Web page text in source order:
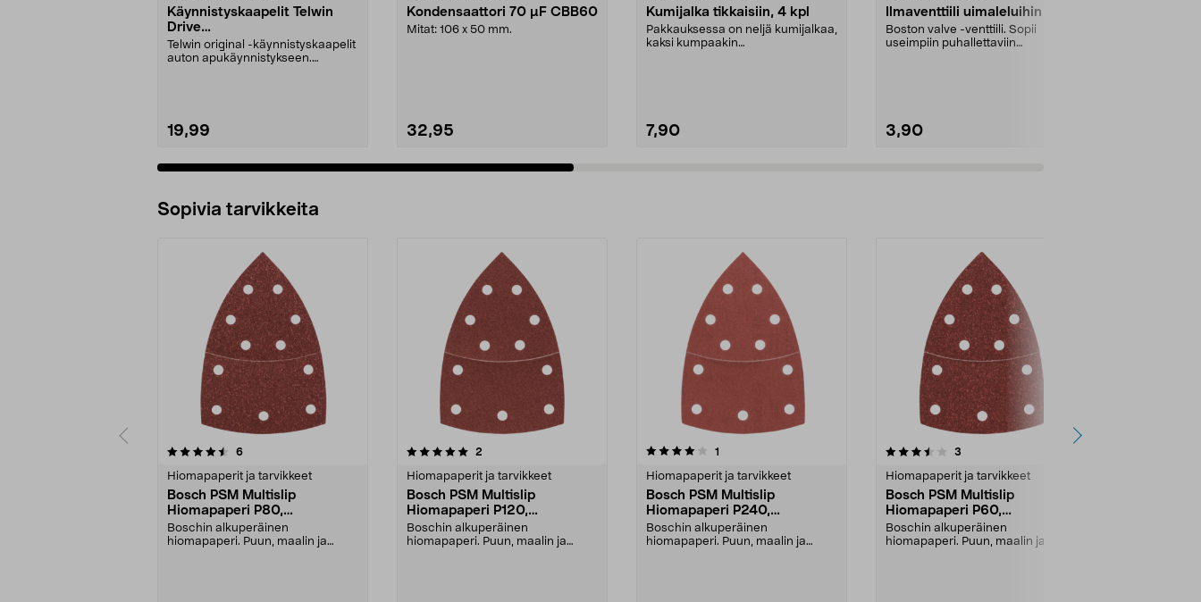
Käynnistyskaapelit Telwin
Drive
Mini/9000/13000/1250/150
0/1750, EC5
Telwin original -käynnistyskaapelit
auton apukäynnistykseen.
19,99
Kondensaattori 70 µF CBB60
Mitat: 106 x 50 mm.
32,95
Kumijalka tikkaisiin, 4 kpl
Pakkauksessa on neljä kumijalkaa,
kaksi kumpaakin
7,90
Ilmaventtiili uimaleluihin
Boston valve -venttiili. Sopii
useimpiin puhallettaviin
3,90
Sopivia tarvikkeita
6arvostelut
Hiomapaperit ja tarvikkeet
Bosch PSM Multislip
Hiomapaperi P80,
102x62x93 mm, 10 kpl
Boschin alkuperäinen
hiomapaperi. Puun, maalin ja
5.0viidestä
2
Hiomapaperit ja tarvikkeet
Bosch PSM Multislip
Hiomapaperi P120,
102x62x93 mm, 10 kpl
Boschin alkuperäinen
hiomapaperi. Puun, maalin ja
4.0viidestä
1
Hiomapaperit ja tarvikkeet
Bosch PSM Multislip
Hiomapaperi P240,
102x62x93 mm, 10 kpl
Boschin alkuperäinen
hiomapaperi. Puun, maalin ja
3.5viidestä
3
Hiomapaperit ja tarvikkeet
Bosch PSM Multislip
Hiomapaperi P60,
102x62x93 mm, 10 kpl
Boschin alkuperäinen
hiomapaperi. Puun, maalin ja
4.0viidestä